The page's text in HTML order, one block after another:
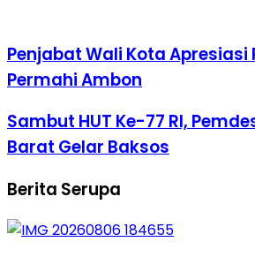
Penjabat Wali Kota Apresiasi
Permahi Ambon
Sambut HUT Ke-77 RI,
Barat Gelar Baksos
Berita Serupa